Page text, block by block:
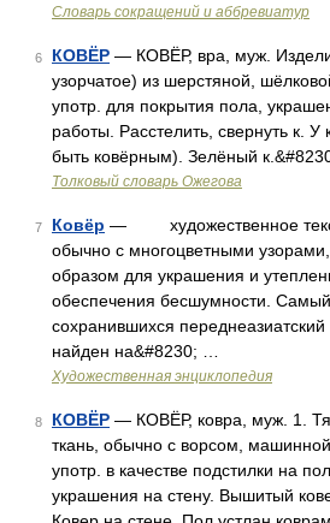
Словарь сокращений и аббревиатур
6 КОВЁР — КОВЁР, вра, муж.
узорчатое) из шерстяной,
употр. для покрытия пола,
работы. Расстелить, свернуть к. У
быть ковёрным). Зелёный
Толковый словарь Ожегова
7 Ковёр — художественное
обычно с многоцветными
образом для украшения и
обеспечения бесшумности.
сохранившихся
найден на&#8230; …
Художественная энциклопедия
8 КОВЁР — КОВЁР, ковра, муж. 1.
ткань, обычно с ворсом,
употр. в качестве подстилки на
украшения на стену. Вышитый